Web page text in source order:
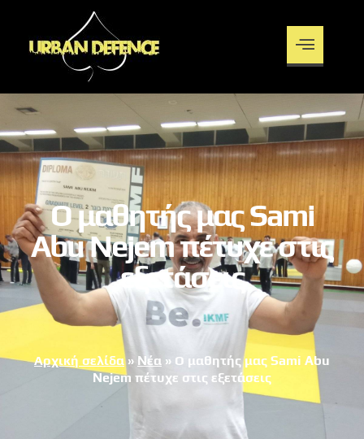
Ο μαθητής μας Sami
Abu Nejem πέτυχε στις
εξετάσεις
Αρχική σελίδα» Νέα » Ο μαθητής μας Sami Abu
Nejem πέτυχε στις εξετάσεις